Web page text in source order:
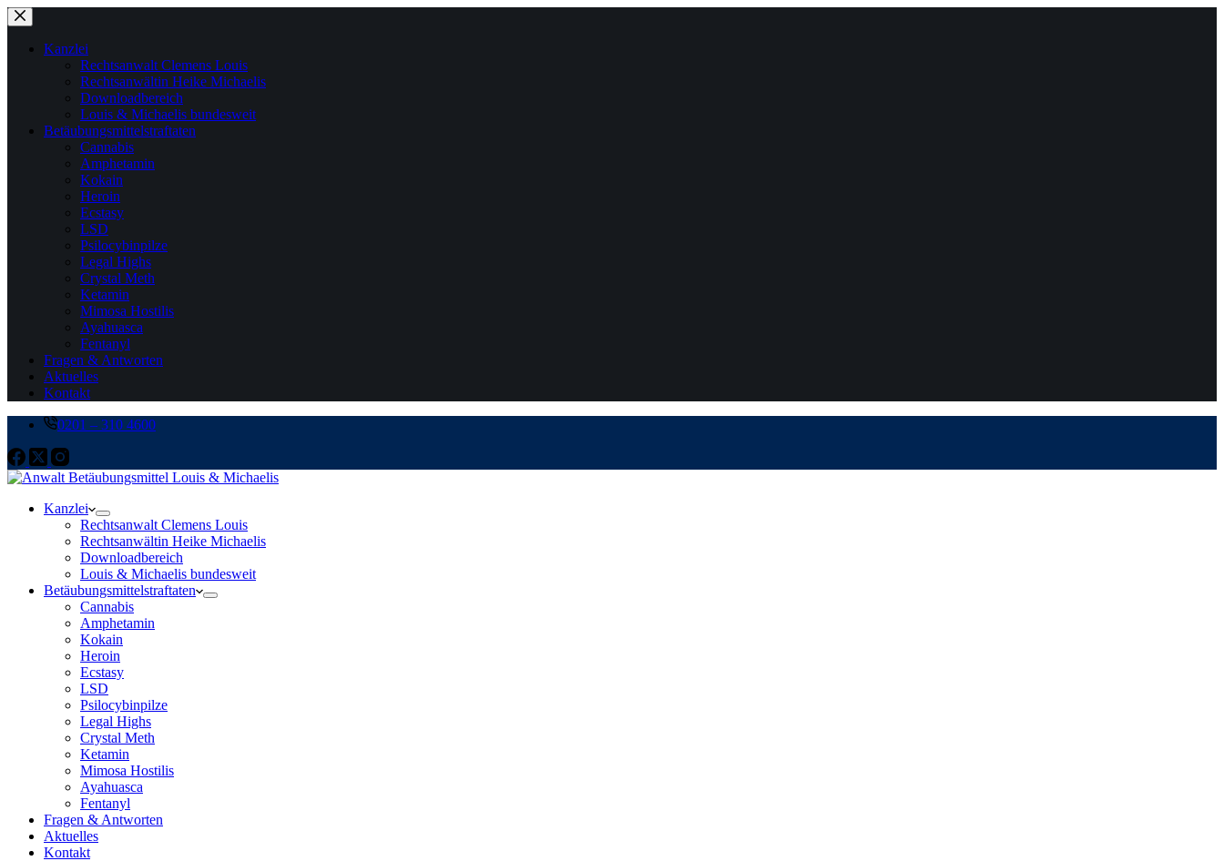
Zum
Inhalt
springenKanzlei
Rechtsanwalt Clemens Louis
Rechtsanwältin Heike Michaelis
Downloadbereich
Louis & Michaelis bundesweit
Betäubungsmittelstraftaten
Cannabis
Amphetamin
Kokain
Heroin
Ecstasy
LSD
Psilocybinpilze
Legal Highs
Crystal Meth
Ketamin
Mimosa Hostilis
Ayahuasca
Fentanyl
Fragen & Antworten
Aktuelles
Kontakt
0201 – 310 4600
Kanzlei
Rechtsanwalt Clemens Louis
Rechtsanwältin Heike Michaelis
Downloadbereich
Louis & Michaelis bundesweit
Betäubungsmittelstraftaten
Cannabis
Amphetamin
Kokain
Heroin
Ecstasy
LSD
Psilocybinpilze
Legal Highs
Crystal Meth
Ketamin
Mimosa Hostilis
Ayahuasca
Fentanyl
Fragen & Antworten
Aktuelles
Kontakt